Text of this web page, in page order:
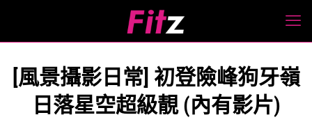
[風景攝影日常] 初登險峰狗牙嶺
日落星空超級靚 (內有影片)